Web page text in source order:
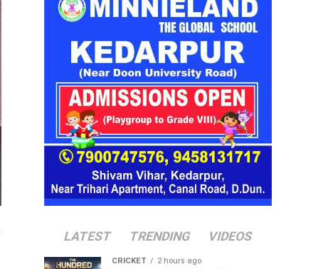
LATEST TRENDING VIDEOS
CRICKET 2 hours ago